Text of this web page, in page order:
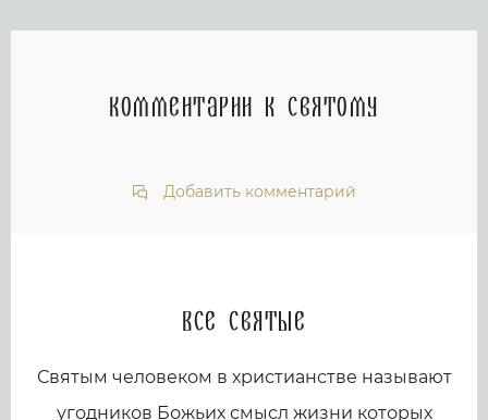
Комментарии к святому
Добавить комментарий
Все святые
Святым человеком в христианстве называют
угодников Божьих смысл жизни которых